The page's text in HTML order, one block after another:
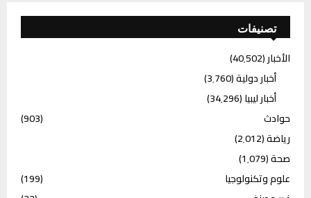
تصنيفات
الأخبار(40٬502)
أخبار دولية(3٬760)
أخبار ليبيا(34٬296)
حوادث
(903)
رياضة(2٬012)
صحة(1٬079)
علوم وتكنولوجيا
(199)